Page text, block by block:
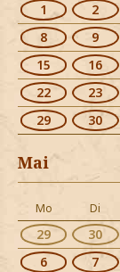
1 2
8
9
15
16
22
23
29
30
Mai
Mo Di
29 30
6
7